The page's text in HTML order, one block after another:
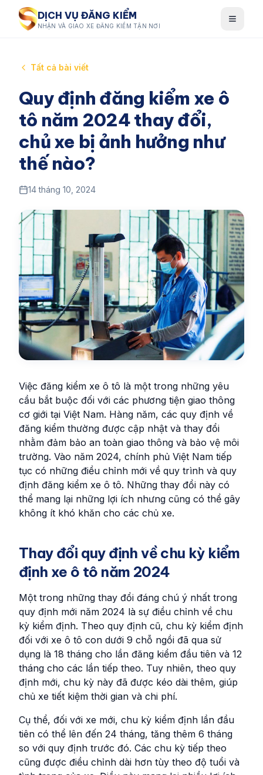
DỊCH VỤ ĐĂNG KIỂM
NHẬN VÀ GIAO XE ĐĂNG KIỂM TẬN NƠI
Tất cả bài viết
Quy định đăng kiểm xe ô
tô năm 2024 thay đổi,
chủ xe bị ảnh hưởng như
thế nào?
14 tháng 10, 2024
Việc đăng kiểm xe ô tô là một trong những yêu
cầu bắt buộc đối với các phương tiện giao thông
cơ giới tại Việt Nam. Hàng năm, các quy định về
đăng kiểm thường được cập nhật và thay đổi
nhằm đảm bảo an toàn giao thông và bảo vệ môi
trường. Vào năm 2024, chính phủ Việt Nam tiếp
tục có những điều chỉnh mới về quy trình và quy
định đăng kiểm xe ô tô. Những thay đổi này có
thể mang lại những lợi ích nhưng cũng có thể gây
không ít khó khăn cho các chủ xe.
Thay đổi quy định về chu kỳ kiểm
định xe ô tô năm 2024
Một trong những thay đổi đáng chú ý nhất trong
quy định mới năm 2024 là sự điều chỉnh về chu
kỳ kiểm định. Theo quy định cũ, chu kỳ kiểm định
đối với xe ô tô con dưới 9 chỗ ngồi đã qua sử
dụng là 18 tháng cho lần đăng kiểm đầu tiên và 12
tháng cho các lần tiếp theo. Tuy nhiên, theo quy
định mới, chu kỳ này đã được kéo dài thêm, giúp
chủ xe tiết kiệm thời gian và chi phí.
Cụ thể, đối với xe mới, chu kỳ kiểm định lần đầu
tiên có thể lên đến 24 tháng, tăng thêm 6 tháng
so với quy định trước đó. Các chu kỳ tiếp theo
cũng được điều chỉnh dài hơn tùy theo độ tuổi và